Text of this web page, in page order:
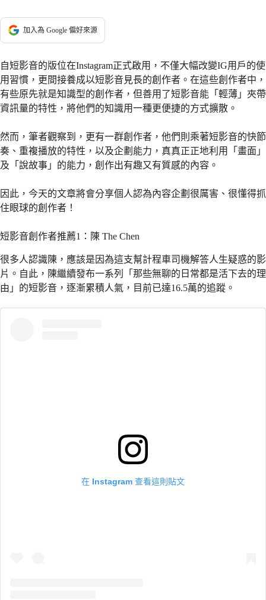
加入為 Google 偏好來源
自短影音的版位在Instagram正式啟用，不僅大幅改變IG用戶的使
用習慣，更間接養成以短影音見長的創作者。在這些創作者中，
有些原先就是知識型的創作者，但善用了短影音能「輕薄」夾帶
資訊量的特性，將他們的知識用一種更便捷的方式擴散。
然而，筆者觀察到，更有一群創作者，他們則乘著短影音的快節
奏、重複播放的特性，以及企劃能力，真真正正地利用「畫面」
及「說故事」的能力，創作出有趣又有質感的內容。
因此，今天的文章將會分享個人認為內容企劃很厲害、很懂得抓
住眼球的創作者！
短影音創作者推薦1：陳 The Chen
很多人認識陳，應該是因為這支幫計程車司機解答人生疑惑的影
片。自此，陳繼續發布一系列「那些無聊的日常都是活下去的理
由」的短影音，逐漸累積人氣，目前已達16.5萬的追蹤。
在 Instagram 查看這則貼文